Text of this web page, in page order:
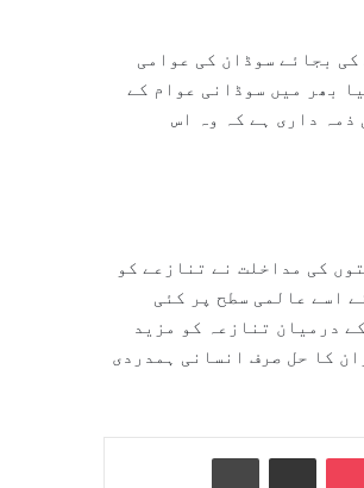
بجائے سوڈان کی عوامی
بھر میں سوڈانی عوام کے
ذمہ داری ہے کہ وہ اس
کی مداخلت نے تنازعے کو
اسے عالمی سطح پر کئی
درمیان تنازعہ کو مزید
کا حل صرف انسانی ہمدردی
ای میل کے ذریعے شیئر کریں